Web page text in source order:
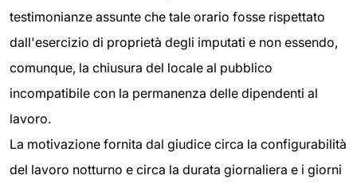
testimonianze assunte che tale orario fosse rispettato
dall'esercizio di proprietà degli imputati e non essendo,
comunque, la chiusura del locale al pubblico
incompatibile con la permanenza delle dipendenti al
lavoro.
La motivazione fornita dal giudice circa la configurabilità
del lavoro notturno e circa la durata giornaliera e i giorni